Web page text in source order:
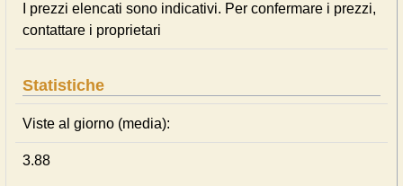
I prezzi elencati sono indicativi. Per confermare i prezzi,
contattare i proprietari
Statistiche
Viste al giorno (media):
3.88